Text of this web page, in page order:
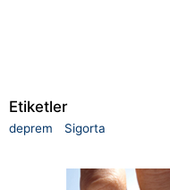
Etiketler
deprem Sigorta